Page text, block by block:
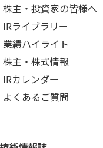
株主・投資家の皆様へ
IRライブラリー
業績ハイライト
株主・株式情報
IRカレンダー
よくあるご質問